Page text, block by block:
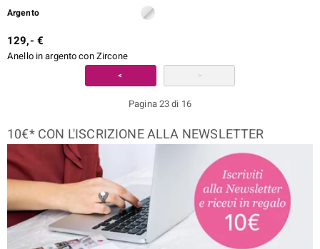
Argento
129,- €
Anello in argento con Zircone
< >
Pagina 23 di 16
10€* CON L'ISCRIZIONE ALLA NEWSLETTER